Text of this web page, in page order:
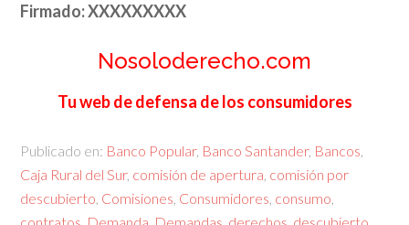
Firmado: XXXXXXXXX
Nosoloderecho.com
Tu web de defensa de los consumidores
Publicado en: Banco Popular, Banco Santander, Bancos
Caja Rural del Sur, comisión de apertura comisión por
descubierto Comisiones Consumidores consumo